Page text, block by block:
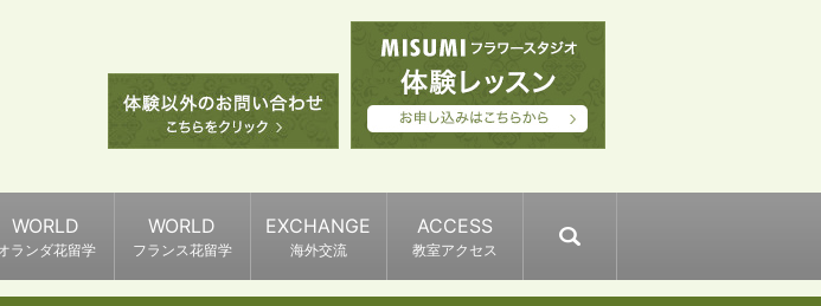
WORLD
ランダ花留学
WORLD
フランス花留学
EXCHANGE
海外交流
ACCESS
教室アクセス